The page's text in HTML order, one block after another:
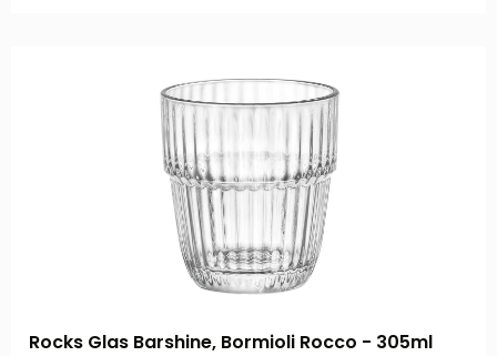
Rocks Glas Barshine, Bormioli Rocco - 305ml